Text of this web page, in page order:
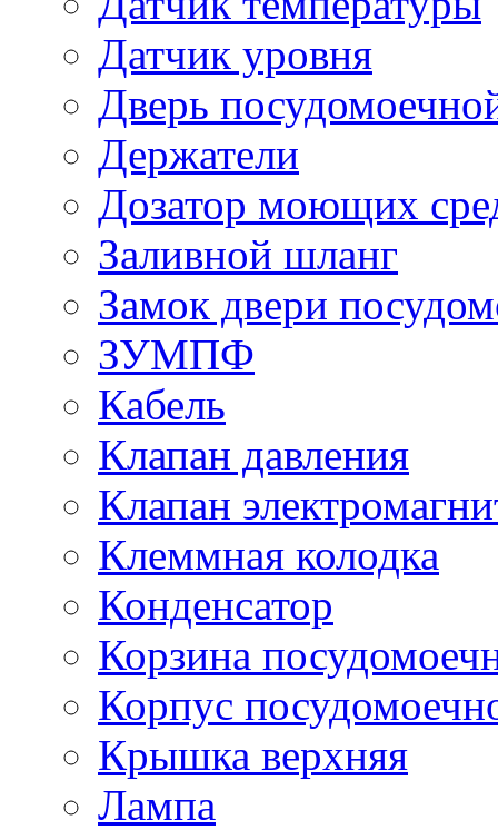
Датчик уровня
Дверь
Держатели
Дозатор моющих
Заливной шланг
Замок двери
ЗУМПФ
Кабель
Клапан давления
Клапан
Клеммная колодка
Конденсатор
Корзина
Корпус
Крышка верхняя
Лампа